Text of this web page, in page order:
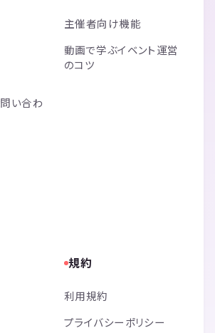
い合わ
主催者向け機能
動画で学ぶイベント運営
のコツ
規約
利用規約
プライバシーポリシー